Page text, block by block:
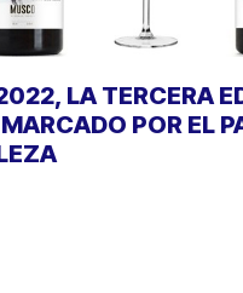
LA TERCERA
POR EL